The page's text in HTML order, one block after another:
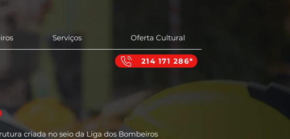
Serviços Oferta Cultural
214 171 286*
criada no seio da Liga dos Bombeiros